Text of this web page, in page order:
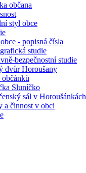
občana
styl obce
- popisná čísla
studie
bezpečnostní studie
dvůr Horoušany
Sluníčko
sál v Horoušánkách
a činnost v obci